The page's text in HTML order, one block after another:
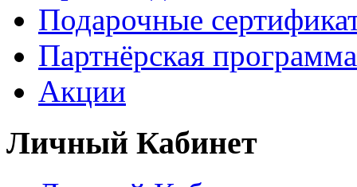
Подарочные
Партнёрская программа
Акции
Личный Кабинет